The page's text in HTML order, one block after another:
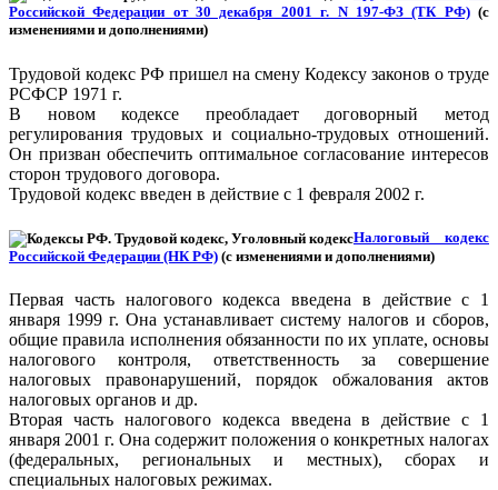
Российской Федерации от 30 декабря 2001 г. N 197-ФЗ (ТК РФ) (с
изменениями и дополнениями)
Трудовой кодекс РФ пришел на смену Кодексу законов о труде
РСФСР 1971 г.
В новом кодексе преобладает договорный метод
регулирования трудовых и социально-трудовых отношений.
Он призван обеспечить оптимальное согласование интересов
сторон трудового договора.
Трудовой кодекс введен в действие с 1 февраля 2002 г.
Налоговый кодекс
Российской Федерации (НК РФ) (с изменениями и дополнениями)
Первая часть налогового кодекса введена в действие с 1
января 1999 г. Она устанавливает систему налогов и сборов,
общие правила исполнения обязанности по их уплате, основы
налогового контроля, ответственность за совершение
налоговых правонарушений, порядок обжалования актов
налоговых органов и др.
Вторая часть налогового кодекса введена в действие с 1
января 2001 г. Она содержит положения о конкретных налогах
(федеральных, региональных и местных), сборах и
специальных налоговых режимах.